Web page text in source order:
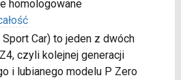
homologowane
Sport Car) to jeden z dwóch
czyli kolejnej generacji
i lubianego modelu P Zero